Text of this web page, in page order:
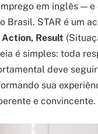
em inglês —
Brasil. STAR é um
Result
é simples: toda
deve
sua
e convincente.